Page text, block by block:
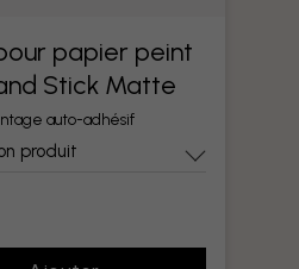
papier peint
Stick Matte
auto-adhésif
produit